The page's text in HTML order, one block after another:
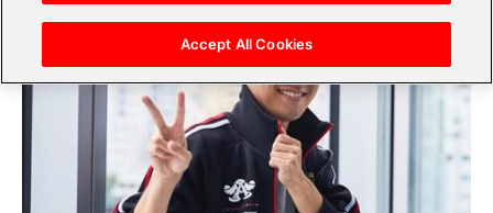
Accept All Cookies